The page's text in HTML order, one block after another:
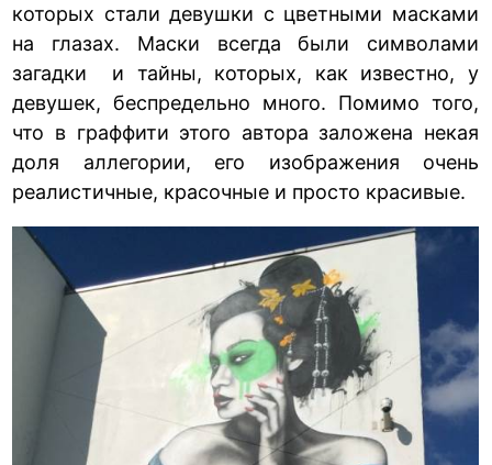
которых стали девушки с цветными масками
на глазах. Маски всегда были символами
загадки и тайны, которых, как известно, у
девушек, беспредельно много. Помимо того,
что в граффити этого автора заложена некая
доля аллегории, его изображения очень
реалистичные, красочные и просто красивые.